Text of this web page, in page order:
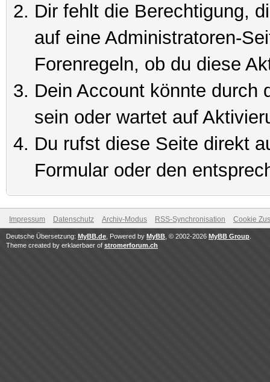
Dir fehlt die Berechtigung,
auf eine Administratoren-
Forenregeln, ob du diese
Dein Account könnte durch
sein oder wartet auf
Du rufst diese Seite direkt
Formular oder den
Impressum Datenschutz Archiv-Modus RSS-Synchronisation Cookie
Deutsche Übersetzung: MyBB.de , Powered by MyBB , © 2002-2026 MyBB Group
Theme created by erklaerbaer of stromerforum.ch